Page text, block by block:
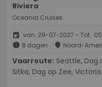
Riviera
Oceania Cruises
event van: 29-07-2027 - Tot:
schedule 8 dagen place Noord-
Vaarroute:
Sitka, Dag op Zee,